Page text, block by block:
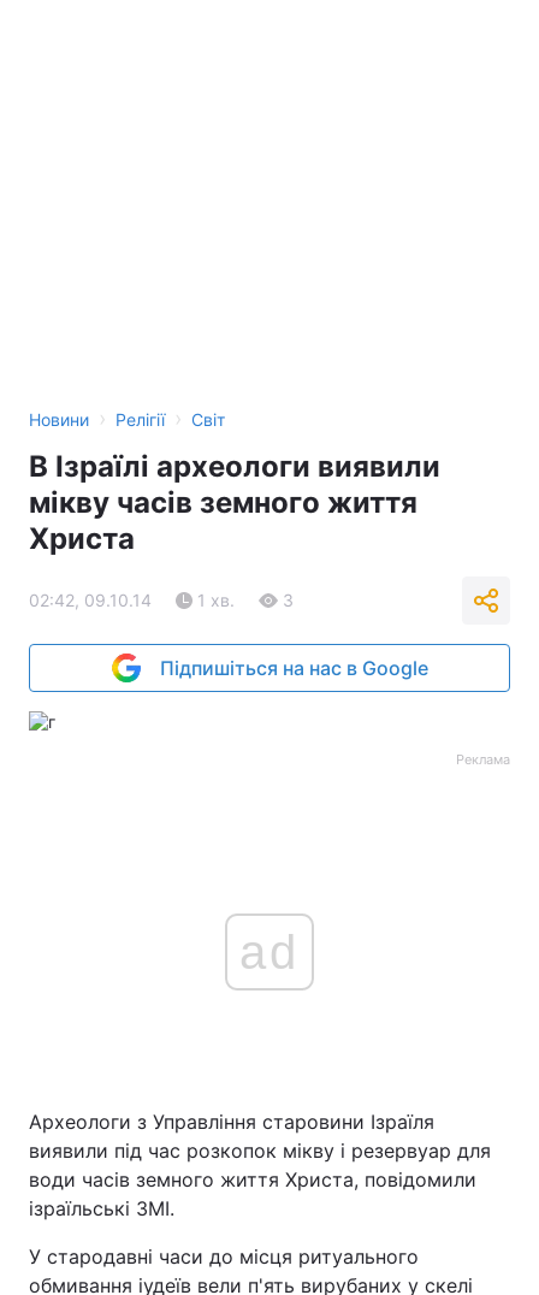
Новини › Релігії › Світ
В Ізраїлі археологи виявили
мікву часів земного життя
Христа
02:42, 09.10.14 1 хв. 3
Підпишіться на нас в Google
Реклама
ad
Археологи з Управління старовини Ізраїля
виявили під час розкопок мікву і резервуар для
води часів земного життя Христа, повідомили
ізраїльські ЗМІ.
У стародавні часи до місця ритуального
обмивання іудеїв вели п'ять вирубаних у скелі